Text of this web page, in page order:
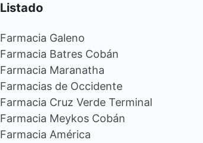
Listado
Farmacia Galeno
Farmacia Batres Cobán
Farmacia Maranatha
Farmacias de Occidente
Farmacia Cruz Verde Terminal
Farmacia Meykos Cobán
Farmacia América